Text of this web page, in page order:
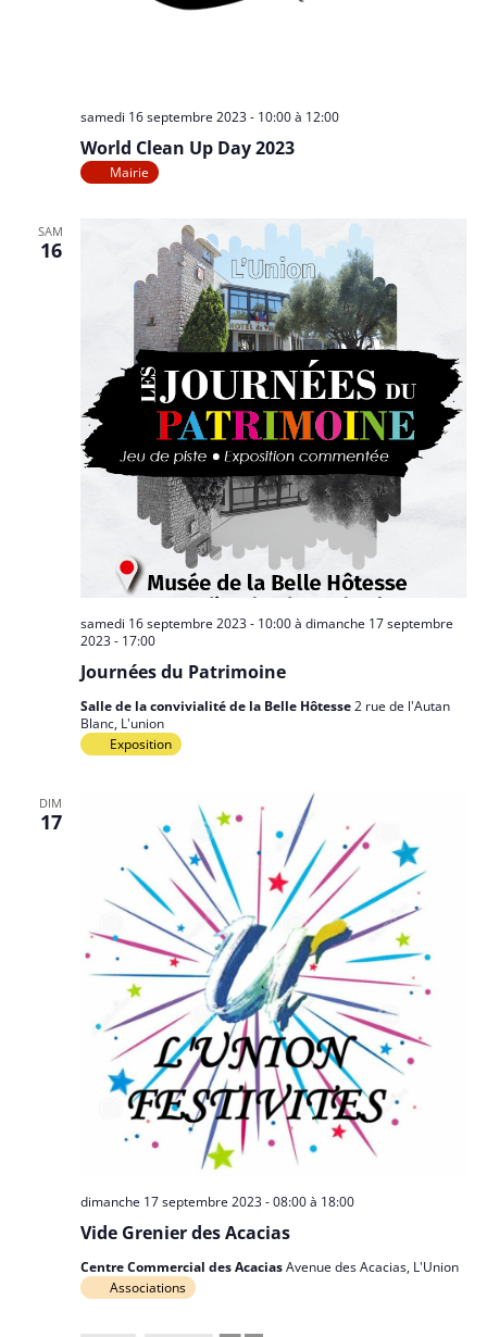
World Clean Up Day 2023
samedi 16 septembre 2023 - 10:00à 12:00
Mairie
SAM
16
Journées du Patrimoine
samedi 16 septembre 2023 - 10:00à dimanche 17 septembre
2023 - 17:00
Salle de la convivialité de la Belle Hôtesse2 rue de l'Autan
Blanc, L'union
Exposition
DIM
17
Vide Grenier des Acacias
dimanche 17 septembre 2023 - 08:00à 18:00
Centre Commercial des AcaciasAvenue des Acacias, L'Union
Associations